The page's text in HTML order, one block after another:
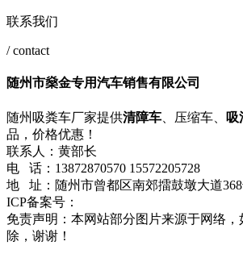
联系我们
/ contact
随州市燊金专用汽车销售有限公司
随州吸粪车厂家提供清障车 、压缩车、 吸
品，价格优惠！
联系人：黄部长
电 话：13872870570 15572205728
地 址：随州市曾都区南郊擂鼓墩大道
ICP备案号：
免责声明：本网站部分图片来源于网络，
除，谢谢！